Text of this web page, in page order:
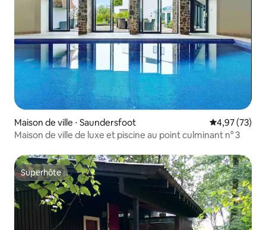
Maison de ville ⋅ Saundersfoot Évaluation
4,97 (73)
Maison de ville de luxe et piscine au point culminant n° 3
Superhôte
Superhôte